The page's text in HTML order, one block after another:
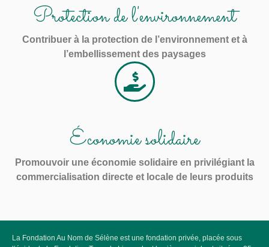
Protection de l'environnement
Contribuer à la protection de l’environnement et à
l’embellissement des paysages
Économie solidaire
Promouvoir une économie solidaire en privilégiant la
commercialisation directe et locale de leurs produits
La Fondation Au Nom de Sélène est une fondation privée, placée sous